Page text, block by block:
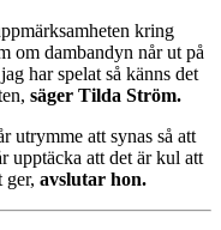
kring
om dambandyn når ut på
har spelat så känns det
säger Tilda Ström.
utrymme att synas så att
upptäcka att det är kul att
ger, avslutar hon.